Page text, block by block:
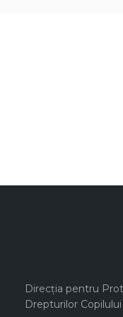
Direcţia pentru
Drepturilor Copilului